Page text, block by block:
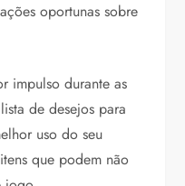
oportunas sobre
impulso durante as
de desejos para
uso do seu
que podem não